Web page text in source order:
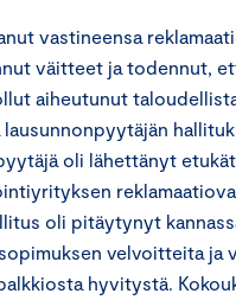
vastineensa
väitteet ja todennut,
aiheutunut
oli lähettänyt
oli pitäytynyt
velvoitteita ja
hyvitystä.